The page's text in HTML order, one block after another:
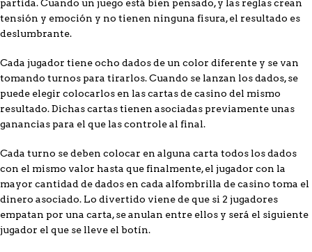
partida. Cuando un juego está bien pensado, y las reglas crean
tensión y emoción y no tienen ninguna fisura, el resultado es
deslumbrante.
Cada jugador tiene ocho dados de un color diferente y se van
tomando turnos para tirarlos. Cuando se lanzan los dados, se
puede elegir colocarlos en las cartas de casino del mismo
resultado. Dichas cartas tienen asociadas previamente unas
ganancias para el que las controle al final.
Cada turno se deben colocar en alguna carta todos los dados
con el mismo valor hasta que finalmente, el jugador con la
mayor cantidad de dados en cada alfombrilla de casino toma el
dinero asociado. Lo divertido viene de que si 2 jugadores
empatan por una carta, se anulan entre ellos y será el siguiente
jugador el que se lleve el botín.